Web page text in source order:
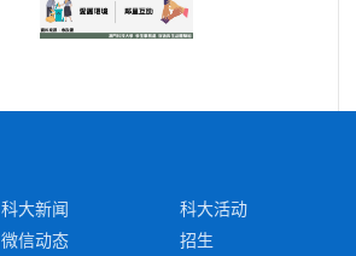
科大新闻
科大活动
微信动态
招生